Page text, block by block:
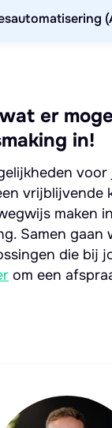
er
in!
vrijblijvende
maken
Samen gaan
die bij
om een